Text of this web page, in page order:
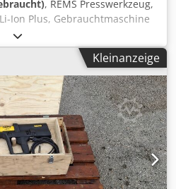
gehärtete und
leichtes Entgraten und
- Zwei Klingen für
bei kleinen
, REMS Presswerkzeug,
Ion Plus, Gebrauchtmaschine
Li-Ion Plus Gesamtmaße: Breite:
120 mm Dedpfxexl E Nfe
Elektrohydraulischer Antrieb
für Rohrpressfittings Ø 10–108
mm) Universalmotor: 1850 W
Ion Plus Technologie)
Überlastschutz,
(ACC) 360° drehbarer
Arbeitslicht Ergonomisches,
Gebraucht,
Ladegerät
Kleinanzeige